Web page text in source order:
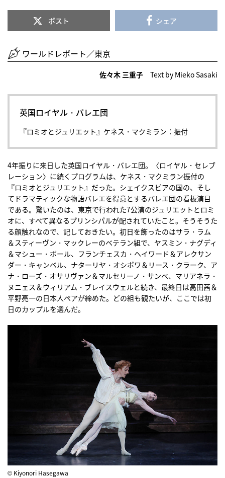
ポスト シェア
ワールドレポート／東京
佐々木 三重子 Text by Mieko Sasaki
英国ロイヤル・バレエ団
『ロミオとジュリエット』ケネス・マクミラン：振付
4年振りに来日した英国ロイヤル・バレエ団。〈ロイヤル・セレブ
レーション〉に続くプログラムは、ケネス・マクミラン振付の
『ロミオとジュリエット』だった。シェイクスピアの国の、そし
てドラマティックな物語バレエを得意とするバレエ団の看板演目
である。驚いたのは、東京で行われた7公演のジュリエットとロミ
オに、すべて異なるプリンシパルが配されていたこと。そうそうた
る顔触れなので、記しておきたい。初日を飾ったのはサラ・ラム
＆スティーヴン・マックレーのベテラン組で、ヤスミン・ナグディ
＆マシュー・ボール、フランチェスカ・ヘイワード＆アレクサン
ダー・キャンベル、ナターリヤ・オシポワ＆リース・クラーク、ア
ナ・ローズ・オサリヴァン＆マルセリーノ・サンベ、マリアネラ・
ヌニェス＆ウィリアム・ブレイスウェルと続き、最終日は高田茜＆
平野亮一の日本人ペアが締めた。どの組も観たいが、ここでは初
日のカップルを選んだ。
© Kiyonori Hasegawa